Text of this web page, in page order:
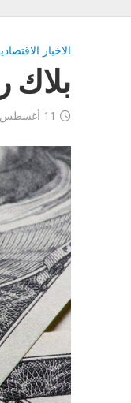
الاخبار
11 أغسطس، 2022